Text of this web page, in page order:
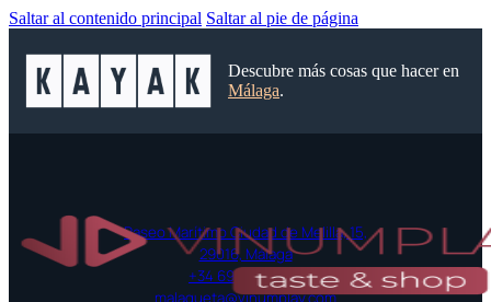
Saltar al contenido principal Saltar al pie de página
Descubre más cosas que hacer en
Málaga.
Paseo Marítimo Ciudad de Melilla, 15,
29016, Málaga
+34 697 42 52 55
malagueta@vinumplay.com